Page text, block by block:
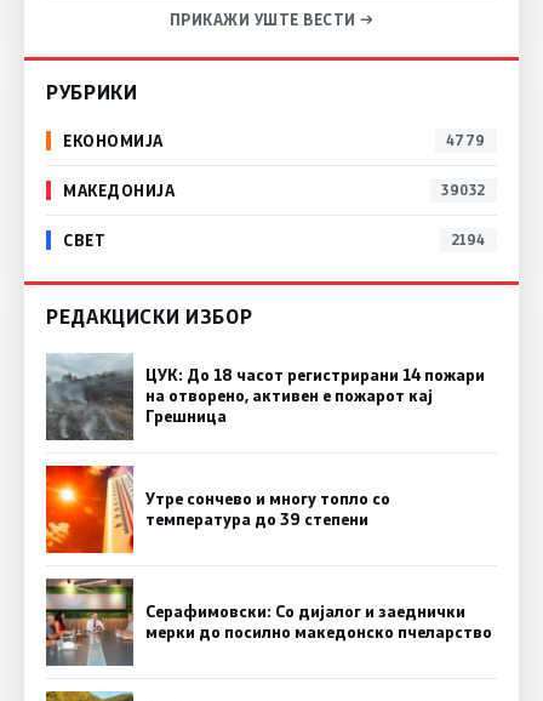
ПРИКАЖИ УШТЕ ВЕСТИ →
РУБРИКИ
ЕКОНОМИЈА 4779
МАКЕДОНИЈА 39032
СВЕТ 2194
РЕДАКЦИСКИ ИЗБОР
ЦУК: До 18 часот регистрирани 14 пожари
на отворено, активен е пожарот кај
Грешница
Утре сончево и многу топло со
температура до 39 степени
Серафимовски: Со дијалог и заеднички
мерки до посилно македонско пчеларство